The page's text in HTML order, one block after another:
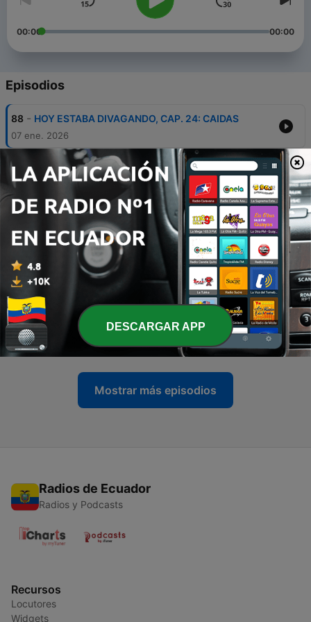
00:00 00:00
Episodios
88 - HOY ESTABA DIVAGANDO, CAP. 24: CAIDAS
07 ene. 2026
87 HOY ESTABA DIVAGANDO, CAP.23: CUMPLEAñOS
06 ene. 2026
86 - HOY ESTABA INVESTIGANDO CAP. 5: ROPAJES
30 oct. 2025
85 - HOY ESTABA INVESTIGANDO CAP.4: VESTIDOS
PARA LA GUERRA
19 mayo 2025
84 - HOY ESTABA INVESTIGANDO CAP. 3: BIEN
VESTIDOS
24 abr. 2025
Mostrar más episodios
Radios de Ecuador
Radios y Podcasts
Recursos
Locutores
Widgets
DESCARGAR APP